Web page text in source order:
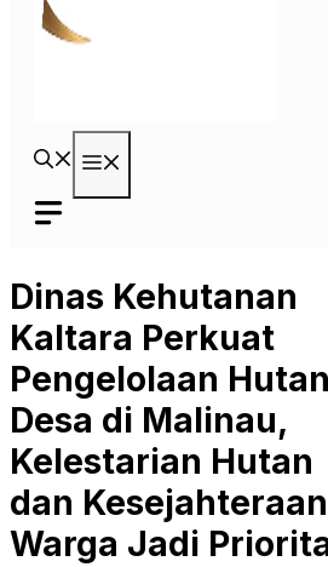
Dinas Kehutanan
Kaltara Perkuat
Pengelolaan Hutan
Desa di Malinau,
Kelestarian Hutan
dan Kesejahteraan
Warga Jadi